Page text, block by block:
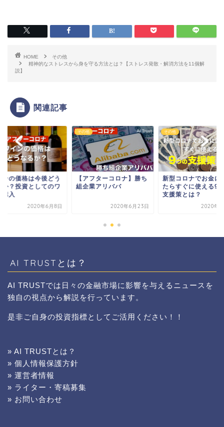
HOME
その他
精神的なストレスから身を守る方法とは？【ストレス発散・解消方法を11個解
説】
関連記事
ンの価格は今後どう
か？投資としてのワ
購入
2020年6月8日
その他
【アフターコロナ】勝ち
組企業アリババ
2020年6月23日
その他
新型コロナでお金に
たらすぐに使える9
支援策とは？
2020年4
AI TRUSTとは？
AI TRUSTでは日々の金融市場に影響を与えるニュースを
独自の視点から解説を行っています。
是非ご自身の投資指標としてご活用ください！！
» AI TRUSTとは？
» 個人情報保護方針
» 運営者情報
» ライター・寄稿募集
» お問い合わせ